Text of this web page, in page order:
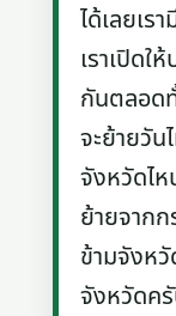
ได้เลยเร
เราเปิดใ
กันตลอด
จะย้ายวัน
จังหวัดไ
ย้ายจาก
ข้ามจังหวั
จังหวัดค